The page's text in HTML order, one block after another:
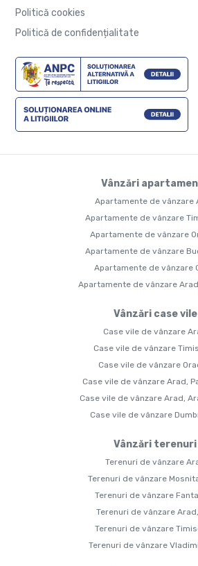
Politică cookies
Politică de confidențialitate
Vânzări
Apartamente de vânzare
Apartamente de vânzare
Apartamente de vânzare
Apartamente de vânzare
Apartamente de vânzare
Apartamente de vânzare
Vânzări case vile
Case vile de vânzare
Case vile de vânzare
Case vile de vânzare
Case vile de vânzare Arad,
Case vile de vânzare Arad,
Case vile de vânzare
Vânzări terenuri
Terenuri de vânzare
Terenuri de vânzare
Terenuri de vânzare
Terenuri de vânzare
Terenuri de vânzare
Terenuri de vânzare